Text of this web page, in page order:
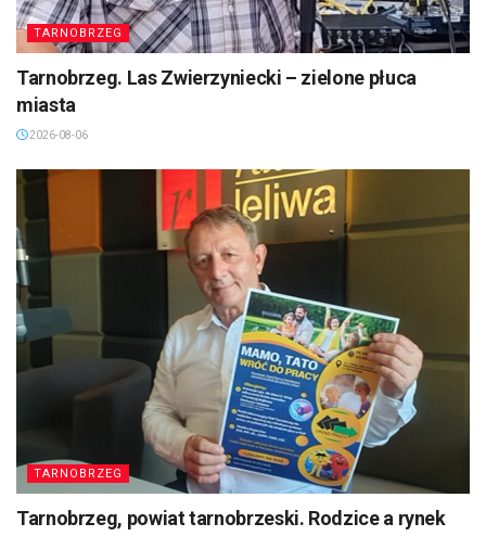
TARNOBRZEG
Tarnobrzeg. Las Zwierzyniecki – zielone płuca
miasta
2026-08-06
TARNOBRZEG
Tarnobrzeg, powiat tarnobrzeski. Rodzice a rynek